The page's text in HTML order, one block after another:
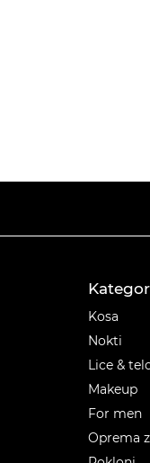
Kosa
Nokti
Lice &
Makeup
For men
Oprema